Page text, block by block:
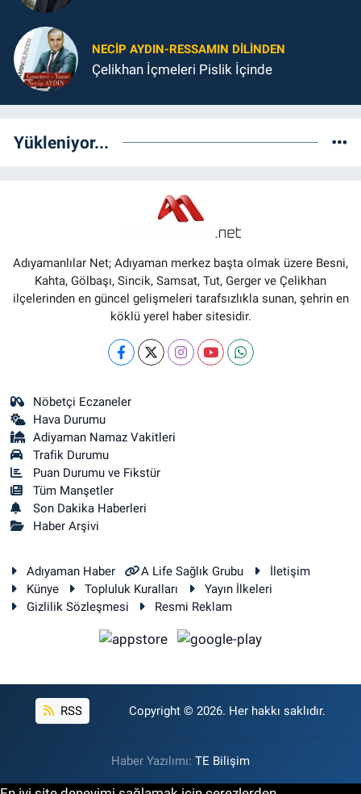
NECIP AYDIN-RESSAMIN DILINDEN
Çelikhan İçmeleri Pislik İçinde
Yükleniyor...
Adıyamanlılar Net; Adıyaman merkez başta olmak üzere Besni,
Kahta, Gölbaşı, Sincik, Samsat, Tut, Gerger ve Çelikhan
ilçelerinden en güncel gelişmeleri tarafsızlıkla sunan, şehrin en
köklü yerel haber sitesidir.
Nöbetçi Eczaneler
Hava Durumu
Adiyaman Namaz Vakitleri
Trafik Durumu
Puan Durumu ve Fikstür
Tüm Manşetler
Son Dakika Haberleri
Haber Arşivi
Adıyaman Haber A Life Sağlık Grubu
İletişim
Künye
Topluluk Kuralları
Yayın İlkeleri
Gizlilik Sözleşmesi
Resmi Reklam
RSS Copyright © 2026. Her hakkı saklıdır.
Haber Yazılımı: TE Bilişim